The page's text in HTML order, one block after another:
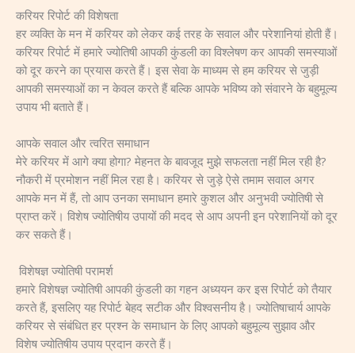
करियर रिपोर्ट की विशेषता
हर व्यक्ति के मन में करियर को लेकर कई तरह के सवाल और परेशानियां होती हैं।
करियर रिपोर्ट में हमारे ज्योतिषी आपकी कुंडली का विश्लेषण कर आपकी समस्याओं
को दूर करने का प्रयास करते हैं। इस सेवा के माध्यम से हम करियर से जुड़ी
आपकी समस्याओं का न केवल करते हैं बल्कि आपके भविष्य को संवारने के बहुमूल्य
उपाय भी बताते हैं।
आपके सवाल और त्वरित समाधान
मेरे करियर में आगे क्या होगा? मेहनत के बावजूद मुझे सफलता नहीं मिल रही है?
नौकरी में प्रमोशन नहीं मिल रहा है। करियर से जुड़े ऐसे तमाम सवाल अगर
आपके मन में हैं, तो आप उनका समाधान हमारे कुशल और अनुभवी ज्योतिषी से
प्राप्त करें। विशेष ज्योतिषीय उपायों की मदद से आप अपनी इन परेशानियों को दूर
कर सकते हैं।
विशेषज्ञ ज्योतिषी परामर्श
हमारे विशेषज्ञ ज्योतिषी आपकी कुंडली का गहन अध्ययन कर इस रिपोर्ट को तैयार
करते हैं, इसलिए यह रिपोर्ट बेहद सटीक और विश्वसनीय है। ज्योतिषाचार्य आपके
करियर से संबंधित हर प्रश्न के समाधान के लिए आपको बहुमूल्य सुझाव और
विशेष ज्योतिषीय उपाय प्रदान करते हैं।